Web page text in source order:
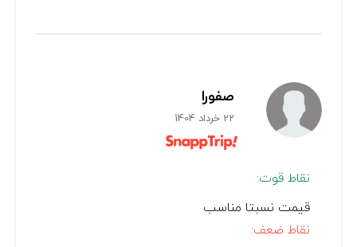
صفورا
22 خرداد 1404
نقاط قوت:
قیمت نسبتا مناسب
نقاط ضعف: